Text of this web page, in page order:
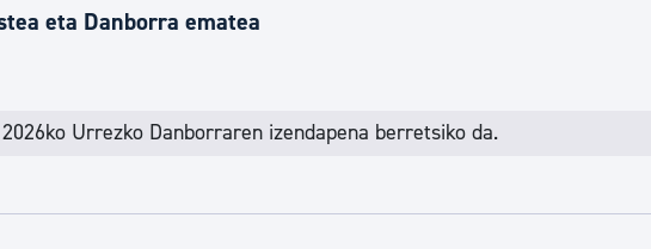
eta Danborra ematea
Urrezko Danborraren izendapena berretsiko da.